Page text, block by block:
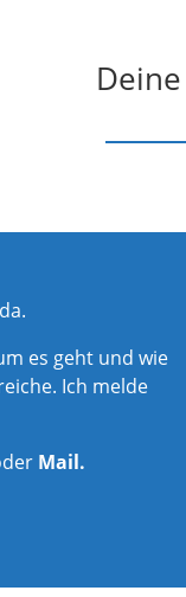
es geht und wie
Ich melde
Mail.